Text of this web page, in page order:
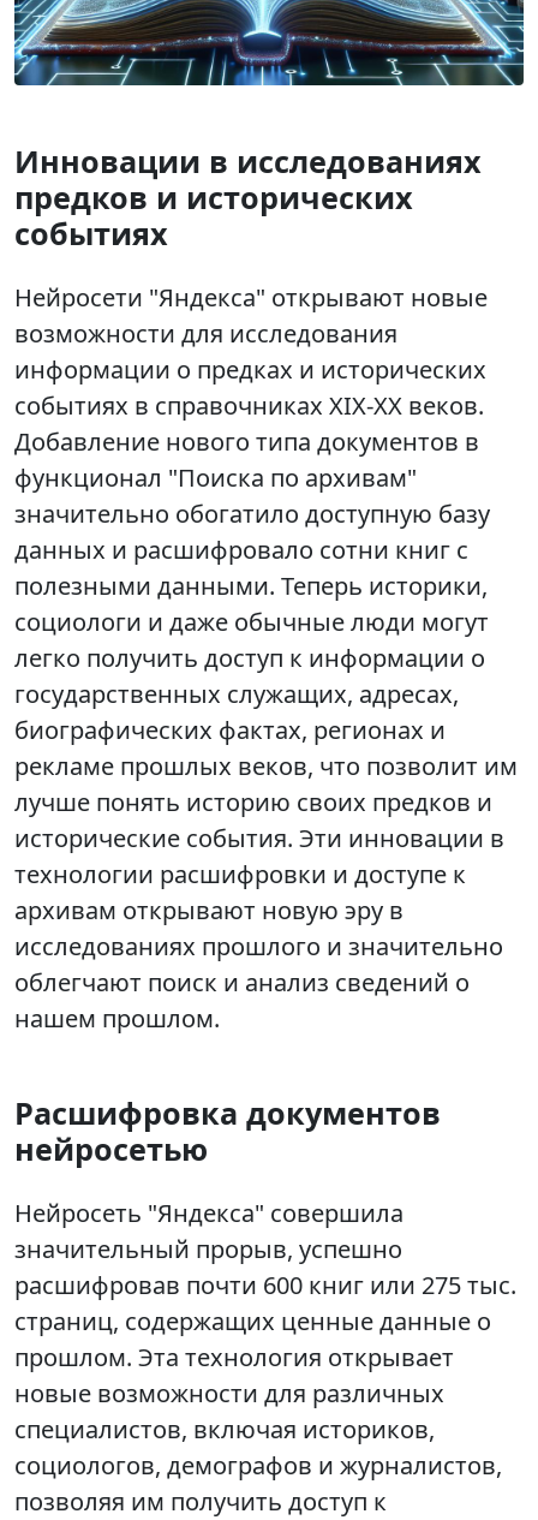
Инновации в исследованиях
предков и исторических
событиях
Нейросети "Яндекса" открывают новые
возможности для исследования
информации о предках и исторических
событиях в справочниках XIX-XX веков.
Добавление нового типа документов в
функционал "Поиска по архивам"
значительно обогатило доступную базу
данных и расшифровало сотни книг с
полезными данными. Теперь историки,
социологи и даже обычные люди могут
легко получить доступ к информации о
государственных служащих, адресах,
биографических фактах, регионах и
рекламе прошлых веков, что позволит им
лучше понять историю своих предков и
исторические события. Эти инновации в
технологии расшифровки и доступе к
архивам открывают новую эру в
исследованиях прошлого и значительно
облегчают поиск и анализ сведений о
нашем прошлом.
Расшифровка документов
нейросетью
Нейросеть "Яндекса" совершила
значительный прорыв, успешно
расшифровав почти 600 книг или 275 тыс.
страниц, содержащих ценные данные о
прошлом. Эта технология открывает
новые возможности для различных
специалистов, включая историков,
социологов, демографов и журналистов,
позволяя им получить доступ к